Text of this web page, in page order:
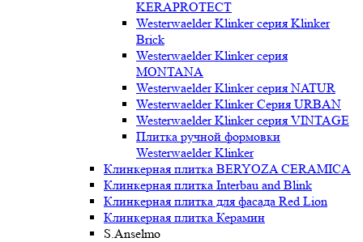
KERAPROTECT
Westerwaelder Klinker серия Klinker
Brick
Westerwaelder Klinker серия
MONTANA
Westerwaelder Klinker серия NATUR
Westerwaelder Klinker Серия URBAN
Westerwaelder Klinker серия VINTAGE
Плитка ручной формовки
Westerwaelder Klinker
Клинкерная плитка BERYOZA CERAMICA
Клинкерная плитка Interbau and Blink
Клинкерная плитка для фасада Red Lion
Клинкерная плитка Керамин
S.Anselmo